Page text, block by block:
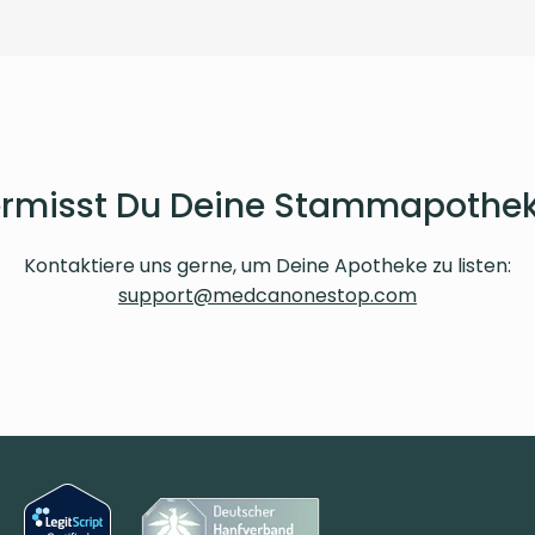
Du Deine
Kontaktiere uns gerne, um Deine Apotheke zu listen:
support@medcanonestop.com